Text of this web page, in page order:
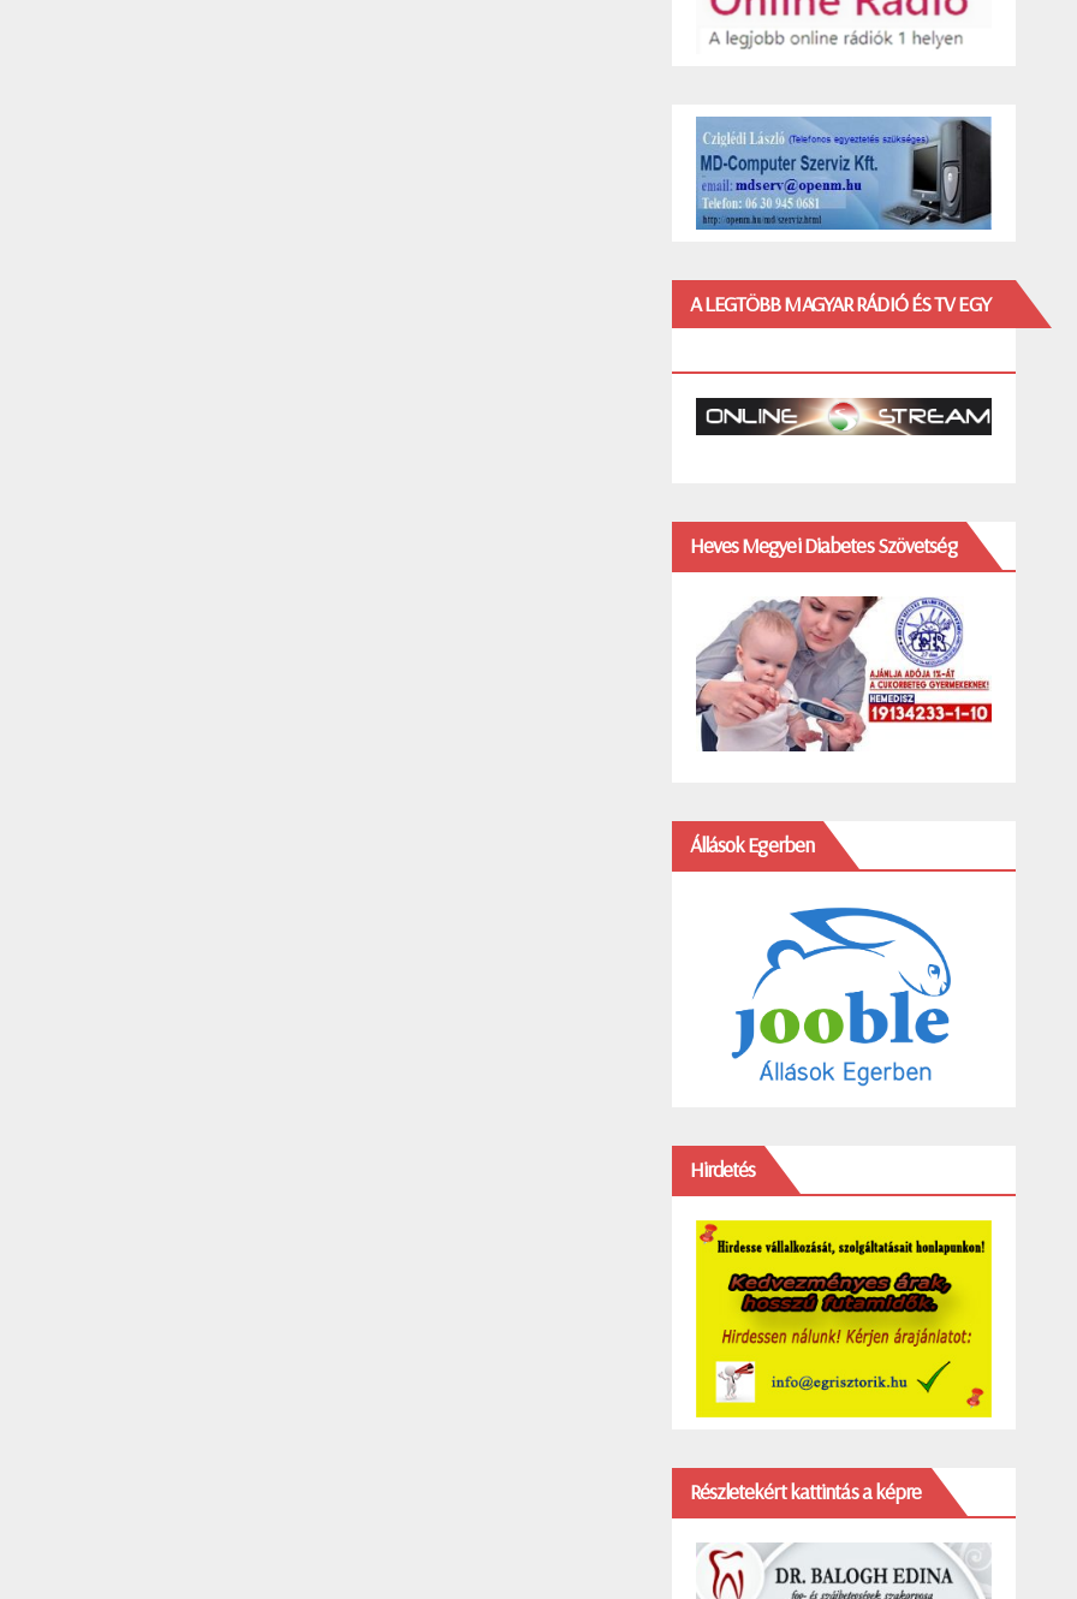
A LEGTÖBB MAGYAR RÁDIÓ ÉS TV EGY
Heves Megyei Diabetes Szövetség
Állások Egerben
Hirdetés
Részletekért kattintás a képre